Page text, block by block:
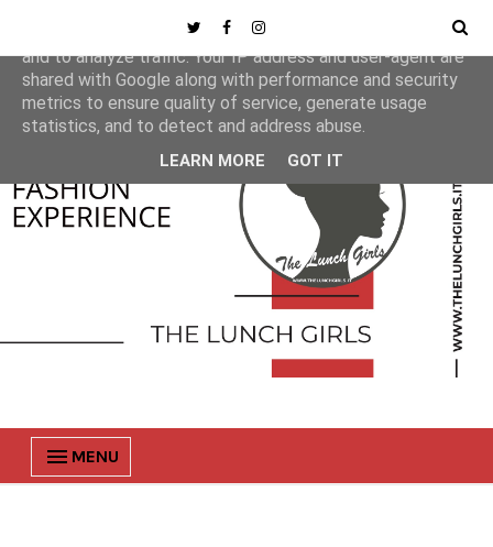
MENU
This site uses cookies from Google to deliver its services
and to analyze traffic. Your IP address and user-agent are
shared with Google along with performance and security
metrics to ensure quality of service, generate usage
statistics, and to detect and address abuse.
LEARN MORE GOT IT